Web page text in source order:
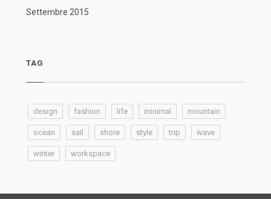
Settembre 2015
TAG
design fashion life minimal mountain
ocean sail shore style trip wave
winter workspace